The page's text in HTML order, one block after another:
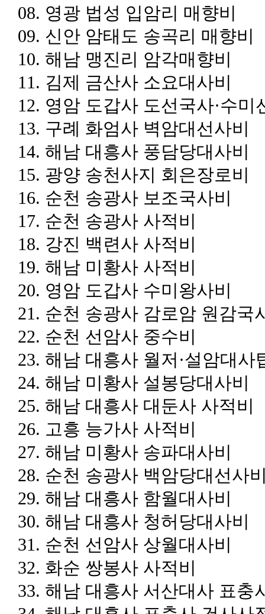
08. 영광 법성 입암리 매향비
09. 신안 암태도 송곡리 매향비
10. 해남 맹진리 암각매향비
11. 김제 금산사 소요대사비
12. 영암 도갑사 도선국사·수미
13. 구례 화엄사 벽암대선사비
14. 해남 대흥사 풍담당대사비
15. 광양 송천사지 회은장로비
16. 순천 송광사 보조국사비
17. 순천 송광사 사적비
18. 강진 백련사 사적비
19. 해남 미황사 사적비
20. 영암 도갑사 수미왕사비
21. 순천 송광사 감로암 원감국
22. 순천 선암사 중수비
23. 해남 대흥사 월저 ·설암대사
24. 해남 미황사 설봉당대사비
25. 해남 대흥사 대둔사 사적비
26. 고흥 능가사 사적비
27. 해남 미황사 송파대사비
28. 순천 송광사 백암당대선사
29. 해남 대흥사 함월대사비
30. 해남 대흥사 청허당대사비
31. 순천 선암사 상월대사비
32. 화순 쌍봉사 사적비
33. 해남 대흥사 서산대사 표충